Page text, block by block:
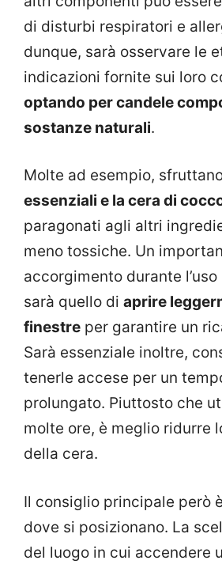
di disturbi respiratori e
dunque, sarà osservare le
indicazioni fornite sui loro
optando per candele
sostanze naturali.
Molte ad esempio,
essenziali e la cera di
paragonati agli altri
meno tossiche. Un
accorgimento durante
sarà quello di aprire
finestre per garantire un
Sarà essenziale inoltre,
tenerle accese per un
prolungato. Piuttosto che
molte ore, è meglio ridurre
della cera.
Il consiglio principale però
dove si posizionano. La
del luogo in cui accendere